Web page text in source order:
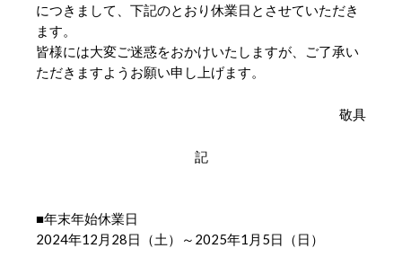
につきまして、下記のとおり休業日とさせていただき
ます。
皆様には大変ご迷惑をおかけいたしますが、ご了承い
ただきますようお願い申し上げます。
敬具
記
■年末年始休業日
2024年12月28日（土）～2025年1月5日（日）